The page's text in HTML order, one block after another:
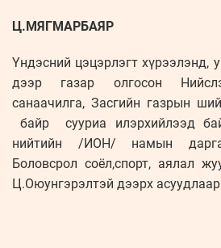
Ц.МЯГМАРБАЯР
Үндэсний цэцэрлэгт хүрээлэнд,
дээр газар олгосон
санаачилга, Засгийн газрын
байр сууриа илэрхийлээд
нийтийн /ИОН/ намын
Боловсрол соёл,спорт, аялал
Ц.Оюунгэрэлтэй дээрх